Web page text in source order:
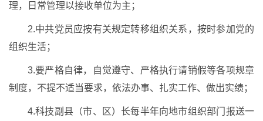
理，日常管理以接收单位为主；
2.中共党员应按有关规定转移组织关系，按时参加党的
组织生活；
3.要严格自律，自觉遵守、严格执行请销假等各项规章
制度，不提不适当要求，依法办事、扎实工作、做出实绩；
4.科技副县（市、区）长每半年向地市组织部门报送一